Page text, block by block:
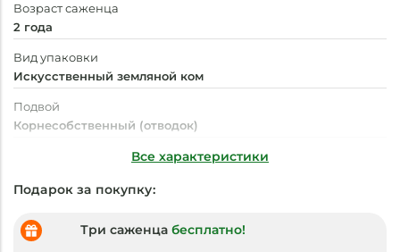
Возраст саженца
2 года
Вид упаковки
Искусственный земляной ком
Подвой
Корнесобственный (отводок)
Все характеристики
Подарок за покупку:
Три саженца бесплатно!